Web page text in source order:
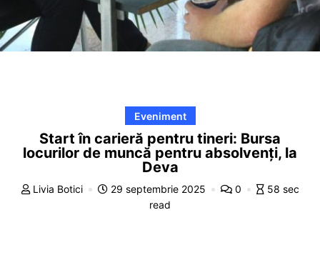
Eveniment
Start în carieră pentru tineri: Bursa
locurilor de muncă pentru absolvenți, la
Deva
Livia Botici 29 septembrie 2025 0
58 sec
read